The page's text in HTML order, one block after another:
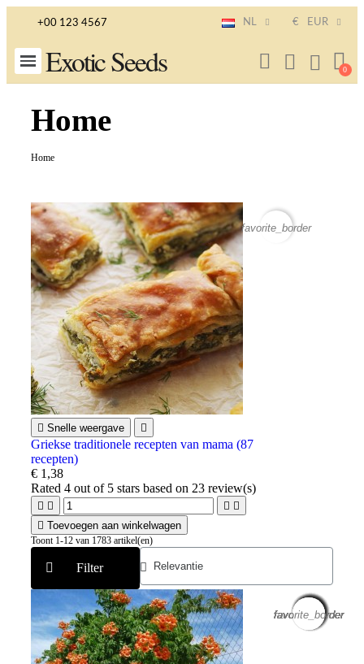
+00 123 4567 NL € EUR
Exotic Seeds
Home
Home
favorite_border
 Snelle weergave 
Griekse traditionele recepten van mama (87
recepten)
€ 1,38
Rated4 out of 5 stars based on 23 review(s)
   
 Toevoegen aan winkelwagen
Filter
Toont 1-12 van 1783 artikel(en)
favorite_border
favorite_border
favorite_border
favorite_border
favorite_border
favorite_border
favorite_border
favorite_border
favorite_border
favorite_border
favorite_border
favorite_border